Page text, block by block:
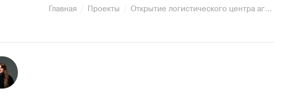
Главная Проекты Открытие логистического центра агрофирмы «Ариант»